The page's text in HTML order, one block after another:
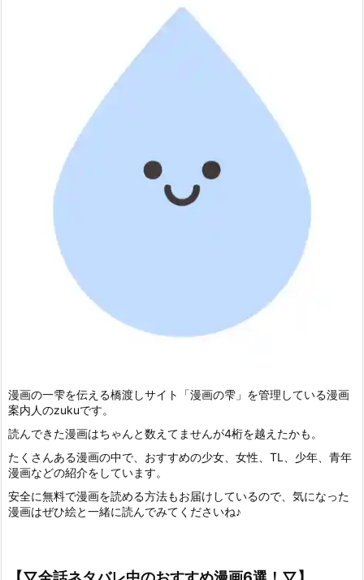
漫画の一雫を伝える橋渡しサイト「漫画の雫」を管理している漫画
案内人のzukuです。
読んできた漫画はちゃんと数えてませんが4桁を越えたかも。
たくさんある漫画の中で、おすすめの少女、女性、TL、少年、青年
漫画などの紹介をしています。
安全に無料で漫画を読める方法もお届けしているので、気になった
漫画はぜひ絵と一緒に読んでみてくださいね♪